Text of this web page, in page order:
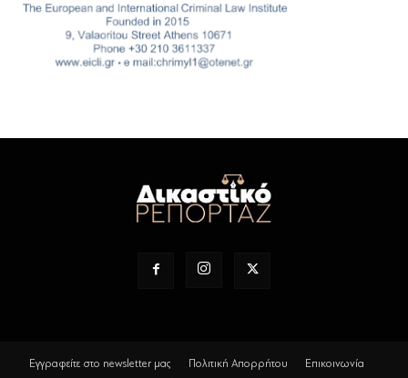
Εγγραφείτε στο newsletter μας Πολιτική Απορρήτου
Επικοινωνία